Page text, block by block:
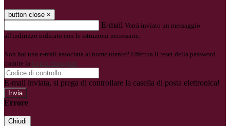
button close ×
E-mail Verrà inviato un messaggio
all'indirizzo indicato con le istruzioni necessarie.
Non hai una e-mail associata al nome utente? Effettua il reset della password
tramite la Login Spaggiari
E-mail inviata, si prega di controllare la casella di posta elettronica!
Errore
Chiudi